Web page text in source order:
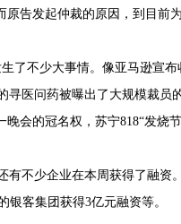
原告发起仲裁的原因，到目前
了不少大事情。像亚马逊宣布
寻医问药被曝出了大规模裁员
晚会的冠名权，苏宁818“发烧节
不少企业在本周获得了融资
银客集团获得3亿元融资等。